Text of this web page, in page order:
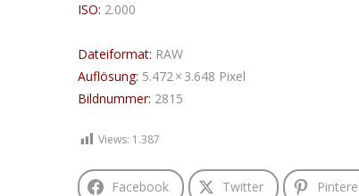
ISO: 2.000
Dateiformat: RAW
Auflösung: 5.472 × 3.648 Pixel
Bildnummer: 2815
Views: 1.387
Facebook Twitter